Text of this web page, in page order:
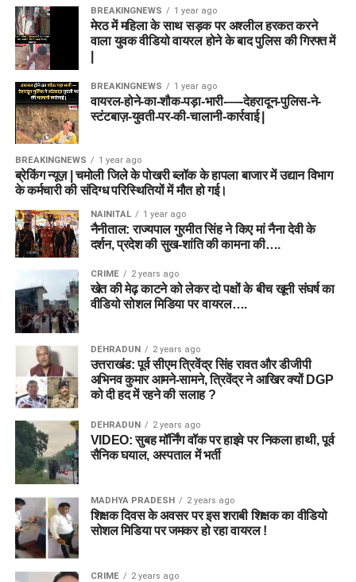
BREAKINGNEWS 1 year ago
मेरठ में महिला के साथ सड़क पर अश्लील हरकत करने
वाला युवक वीडियो वायरल होने के बाद पुलिस की गिरफ्त में
BREAKINGNEWS 1 year ago
वायरल-होने-का-शौक-पड़ा-भारी-—-देहरादून-पुलिस-ने-
स्टंटबाज़-युवती-पर-की-चालानी-कार्रवाई |
BREAKINGNEWS 1 year ago
ब्रेकिंग न्यूज़ | चमोली जिले के पोखरी ब्लॉक के हापला बाजार में उद्यान विभाग
के कर्मचारी की संदिग्ध परिस्थितियों में मौत हो गई।
NAINITAL 1 year ago
नैनीताल: राज्यपाल गुरमीत सिंह ने किए मां नैना देवी के
दर्शन, प्रदेश की सुख-शांति की कामना की….
CRIME 2 years ago
खेत की मेढ़ काटने को लेकर दो पक्षों के बीच खूनी संघर्ष का
वीडियो सोशल मिडिया पर वायरल….
DEHRADUN 2 years ago
उत्तराखंड: पूर्व सीएम त्रिवेंद्र सिंह रावत और डीजीपी
अभिनव कुमार आमने-सामने, त्रिवेंद्र ने आखिर क्यों DGP
को दी हद में रहने की सलाह ?
DEHRADUN 2 years ago
VIDEO: सुबह मॉर्निंग वॉक पर हाइवे पर निकला हाथी, पूर्व
सैनिक घयाल, अस्पताल में भर्ती
MADHYA PRADESH 2 years ago
शिक्षक दिवस के अवसर पर इस शराबी शिक्षक का वीडियो
सोशल मिडिया पर जमकर हो रहा वायरल !
CRIME 2 years ago